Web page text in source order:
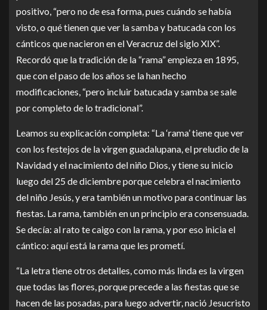
positivo, “pero no de esa forma, pues cuándo se había
visto, o qué tienen que ver la samba y batucada con los
cánticos que nacieron en el Veracruz del siglo XIX”.
Recordó que la tradición de la “rama” empieza en 1895,
que con el paso de los años se la han hecho
modificaciones, “pero incluir batucada y samba se sale
por completo de lo tradicional”.
Leamos su explicación completa: “La ‘rama’ tiene que ver
con los festejos de la virgen guadalupana, el preludio de la
Navidad y el nacimiento del niño Dios, y tiene su inicio
luego del 25 de diciembre porque celebra el nacimiento
del niño Jesús, y era también un motivo para continuar las
fiestas. La rama, también en un principio era consensuada.
Se decía: al rato te caigo con la rama, y por eso inicia el
cántico: aquí está la rama que les prometí.
“La letra tiene otros detalles, como más linda es la virgen
que todas las flores, porque precede a las fiestas que se
hacen de las posadas, para luego advertir, nació Jesucristo